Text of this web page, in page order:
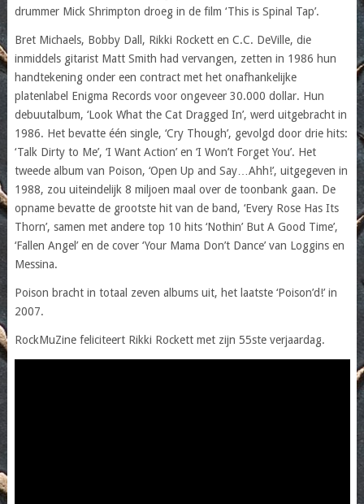
drummer Mick Shrimpton droeg in de film ‘This is Spinal Tap’.
Bret Michaels, Bobby Dall, Rikki Rockett en C.C. DeVille, die
inmiddels gitarist Matt Smith had vervangen, zetten in 1986 hun
handtekening onder een contract met het onafhankelijke
platenlabel Enigma Records voor ongeveer 30.000 dollar. Hun
debuutalbum, ‘Look What the Cat Dragged In’, werd uitgebracht in
1986. Het bevatte één single, ‘Cry Though’, gevolgd door drie hits:
‘Talk Dirty to Me’, ‘I Want Action’ en ‘I Won’t Forget You’. Het
tweede album van Poison, ‘Open Up and Say…Ahh!’, uitgegeven in
1988, zou uiteindelijk 8 miljoen maal over de toonbank gaan. De
opname bevatte de grootste hit van de band, ‘Every Rose Has Its
Thorn’, samen met andere top 10 hits ‘Nothin’ But A Good Time’,
‘Fallen Angel’ en de cover ‘Your Mama Don’t Dance’ van Loggins en
Messina.
Poison bracht in totaal zeven albums uit, het laatste ‘Poison’d!’ in
2007.
RockMuZine feliciteert Rikki Rockett met zijn 55ste verjaardag.